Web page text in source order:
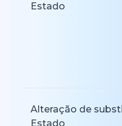
Estado
Alteração de
Estado